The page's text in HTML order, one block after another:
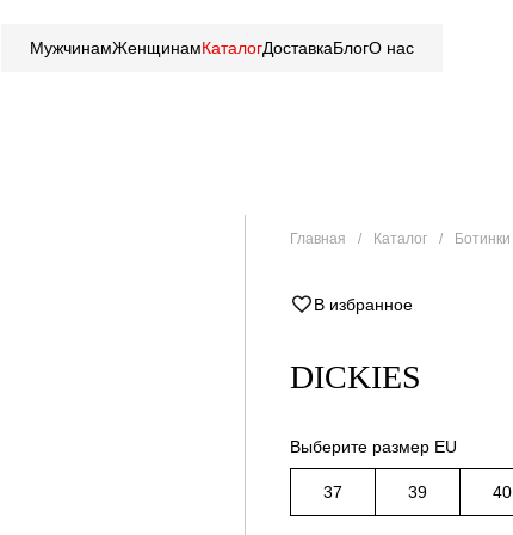
МужчинамЖенщинамКаталогДоставкаБлогО нас
Главная Каталог Ботинки
DICKIES
В избранное
Выберите размер EU
37 39 40